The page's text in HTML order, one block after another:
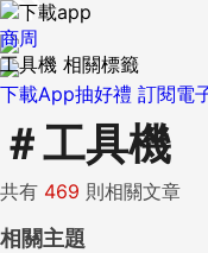
下載App抽好禮 訂閱電
商周
工具機 相關標籤
＃工具機
共有 469 則相關文章
相關主題